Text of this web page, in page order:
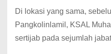
Di lokasi yang sama,
Pangkolinlamil, KSAL
sertijab pada sejumlah